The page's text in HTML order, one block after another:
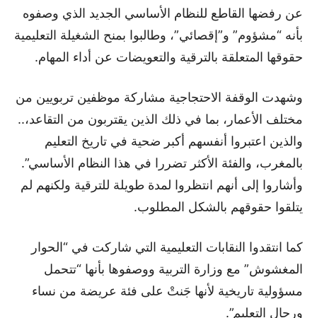
عن رفضها القاطع للنظام الأساسي الجديد الذي وصفوه
بأنه “مشؤوم” و”إقصائي”، وطالبوا بمنح الشغيلة التعليمية
حقوقها المتعلقة بالترقية والتعويضات عن أداء المهام.
وشهدت الوقفة الاحتجاجية مشاركة موظفين تربويين من
مختلف الأعمار، بما في ذلك الذين يقتربون من التقاعد،..
والذين اعتبروا أنفسهم أكبر ضحية في تاريخ التعليم
بالمغرب، والفئة الأكثر تضررا في هذا النظام الأساسي”.
وأشاروا إلى أنهم انتظروا لمدة طويلة للترقية ولكنهم لم
يتلقوا حقوقهم بالشكل المطلوب.
كما انتقدوا النقابات التعليمية التي شاركت في “الحوار
المغشوش” مع وزارة التربية ووصفوها بأنها “تتحمل
مسؤولية تاريخية لأنها جَنتْ على فئة عريضة من نساء
ورجال التعليم”.